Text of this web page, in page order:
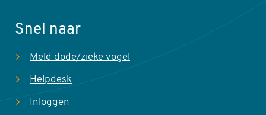
Snel naar
Meld dode/zieke vogel
Helpdesk
Inloggen